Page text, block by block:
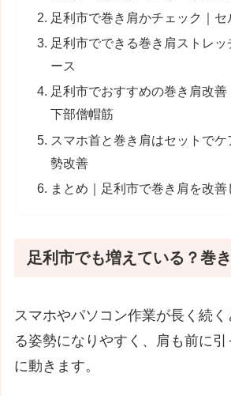
足利市で巻き肩かチェック｜
足利市でできる巻き肩ストレッ
ース
足利市でおすすめの巻き肩改善
下部僧帽筋
スマホ首と巻き肩はセットで
勢改善
まとめ｜足利市で巻き肩を改
足利市でも増えている？巻
スマホやパソコン作業が長く続
る姿勢になりやすく、肩も前に引
に動きます。